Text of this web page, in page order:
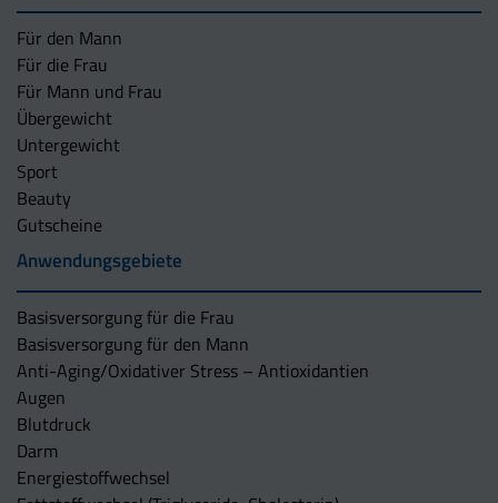
Für den Mann
Für die Frau
Für Mann und Frau
Übergewicht
Untergewicht
Sport
Beauty
Gutscheine
Anwendungsgebiete
Basisversorgung für die Frau
Basisversorgung für den Mann
Anti-Aging/Oxidativer Stress – Antioxidantien
Augen
Blutdruck
Darm
Energiestoffwechsel